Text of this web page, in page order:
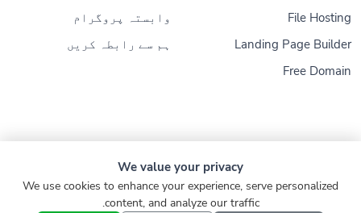
File Hosting
Landing Page Builder
Free Domain
وابستہ پروگرام
ہم سے رابطہ کریں
© 2026
Konnect.ing. جملہ حقوق محفوظ ہیں
We value your privacy
We use cookies to enhance your experience, serve personalized
content, and analyze our traffic.